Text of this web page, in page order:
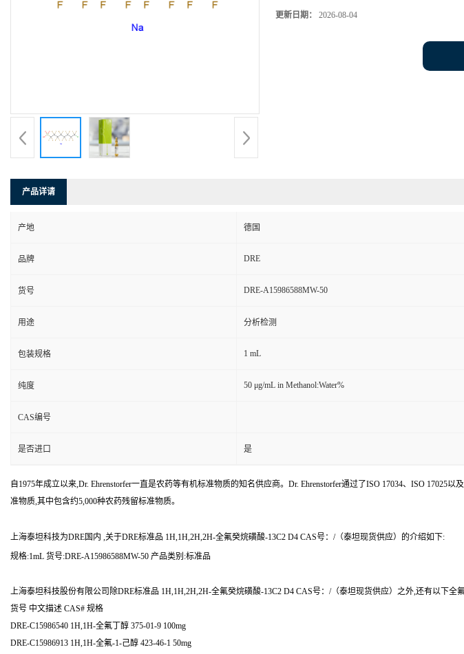
更新日期： 2026-08-04
产品详请
产地 德国
品牌 DRE
货号 DRE-A15986588MW-50
用途 分析检测
包装规格 1 mL
纯度 50 μg/mL in Methanol:Water%
CAS编号
是否进口 是
自1975年成立以来,Dr. Ehrenstorfer一直是农药等有机标准物质的知名供应商。Dr. Ehrenstorfer通过了ISO 17034、ISO
准物质,其中包含约5,000种农药残留标准物质。
上海泰坦科技为DRE国内 ,关于DRE标准品 1H,1H,2H,2H-全氟癸烷磺酸-13C2 D4 CAS号：/（泰坦现货供应）的介绍如下:
规格:1mL 货号:DRE-A15986588MW-50 产品类别:标准品
上海泰坦科技股份有限公司除DRE标准品 1H,1H,2H,2H-全氟癸烷磺酸-13C2 D4 CAS号：/（泰坦现货供应）之外,还有以下全
货号 中文描述 CAS# 规格
DRE-C15986540 1H,1H-全氟丁醇 375-01-9 100mg
DRE-C15986913 1H,1H-全氟-1-己醇 423-46-1 50mg